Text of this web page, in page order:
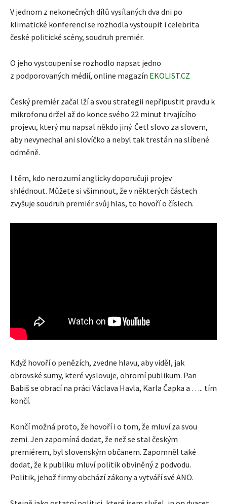
V jednom z nekonečných dílů vysílaných dva dni po
klimatické konferenci se rozhodla vystoupit i celebrita
české politické scény, soudruh premiér.
O jeho vystoupení se rozhodlo napsat jedno
z podporovaných médií, online magazín EKOLIST.CZ
Český premiér začal lží a svou strategii nepřipustit pravdu k
mikrofonu držel až do konce svého 22 minut trvajícího
projevu, který mu napsal někdo jiný. Četl slovo za slovem,
aby nevynechal ani slovíčko a nebyl tak trestán na slíbené
odměně.
I těm, kdo nerozumí anglicky doporučuji projev
shlédnout. Můžete si všimnout, že v některých částech
zvyšuje soudruh premiér svůj hlas, to hovoří o číslech.
Když hovoří o penězích, zvedne hlavu, aby viděl, jak
obrovské sumy, které vyslovuje, ohromí publikum. Pan
Babiš se obrací na práci Václava Havla, Karla Čapka a ….. tím
končí.
Končí možná proto, že hovoří i o tom, že mluví za svou
zemi. Jen zapomíná dodat, že než se stal českým
premiérem, byl slovenským občanem. Zapomněl také
dodat, že k publiku mluví politik obviněný z podvodu.
Politik, jehož firmy obchází zákony a vytváří své ANO.